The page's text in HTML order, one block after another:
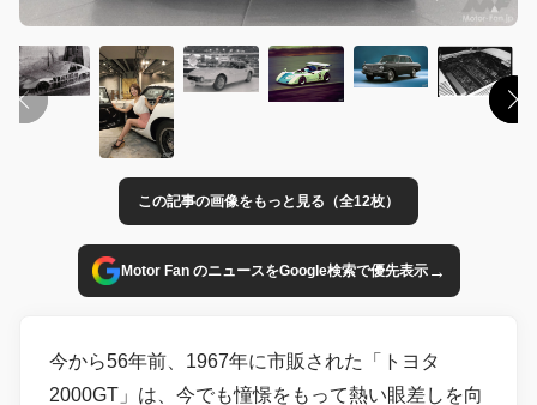
この記事の画像をもっと見る（全12枚）
Motor Fan のニュースをGoogle検索で優先表示→
今から56年前、1967年に市販された「トヨタ
2000GT」は、今でも憧憬をもって熱い眼差しを向